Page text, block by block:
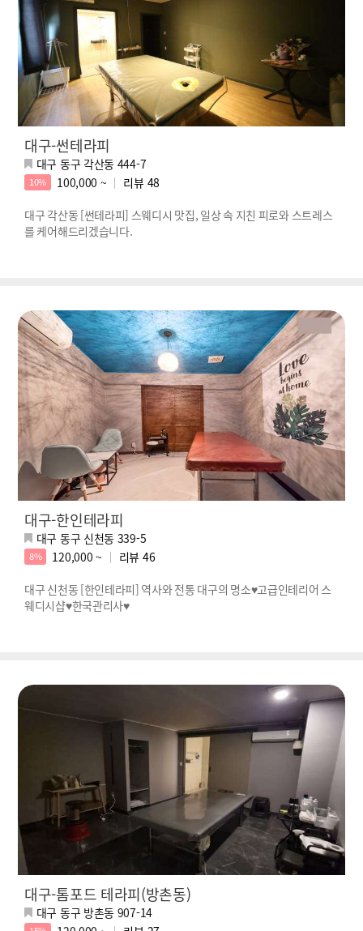
대구-썬테라피
대구 동구 각산동 444-7
10% 100,000 ~ 리뷰 48
대구 각산동 [썬테라피] 스웨디시 맛집, 일상 속 지친 피로와 스트레스
를 케어해드리겠습니다.
대구-한인테라피
대구 동구 신천동 339-5
8% 120,000 ~ 리뷰 46
대구 신천동 [한인테라피] 역사와 전통 대구의 명소♥고급인테리어 스
웨디시샵♥한국관리사♥
대구-톰포드 테라피(방촌동)
대구 동구 방촌동 907-14